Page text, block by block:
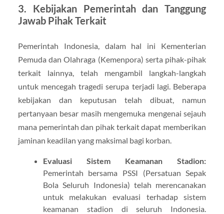
3. Kebijakan Pemerintah dan Tanggung
Jawab Pihak Terkait
Pemerintah Indonesia, dalam hal ini Kementerian
Pemuda dan Olahraga (Kemenpora) serta pihak-pihak
terkait lainnya, telah mengambil langkah-langkah
untuk mencegah tragedi serupa terjadi lagi. Beberapa
kebijakan dan keputusan telah dibuat, namun
pertanyaan besar masih mengemuka mengenai sejauh
mana pemerintah dan pihak terkait dapat memberikan
jaminan keadilan yang maksimal bagi korban.
Evaluasi Sistem Keamanan Stadion:
Pemerintah bersama PSSI (Persatuan Sepak
Bola Seluruh Indonesia) telah merencanakan
untuk melakukan evaluasi terhadap sistem
keamanan stadion di seluruh Indonesia.